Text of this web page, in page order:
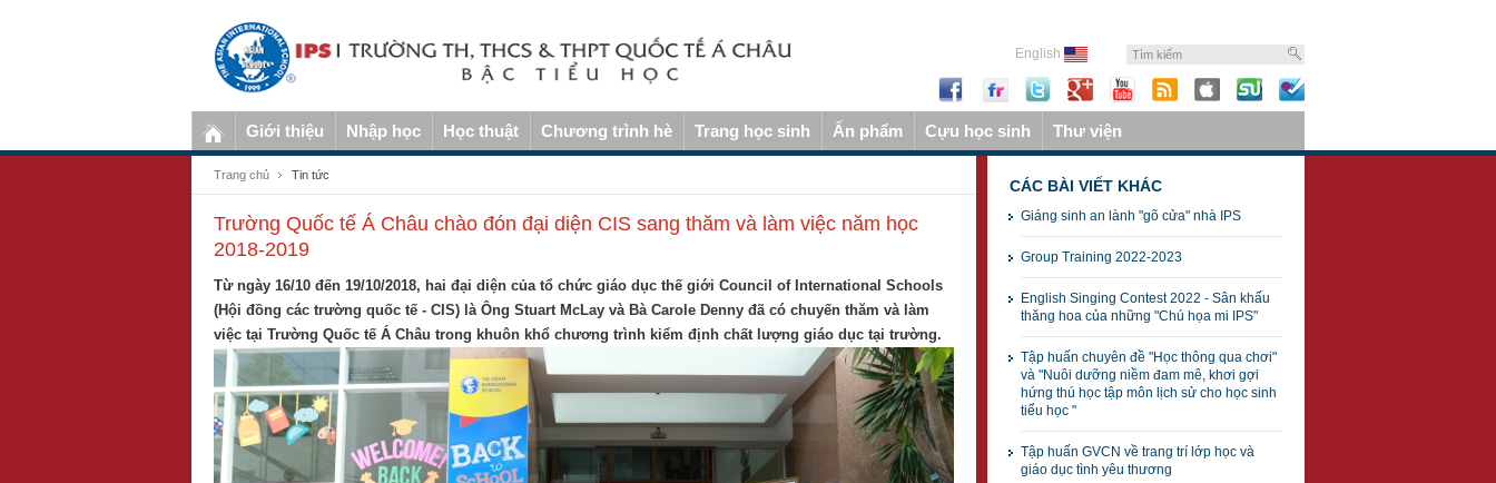
English
Giới thiệu Nhập học Học thuật Chương trình hè Trang học sinh Ấn phẩm Cựu học sinh Thư viện
Trang chủ Tin tức
Trường Quốc tế Á Châu chào đón đại diện CIS sang thăm và làm việc năm học
2018-2019
Từ ngày 16/10 đến 19/10/2018, hai đại diện của tổ chức giáo dục thế giới Council of International Schools
(Hội đồng các trường quốc tế - CIS) là Ông Stuart McLay và Bà Carole Denny đã có chuyến thăm và làm
việc tại Trường Quốc tế Á Châu trong khuôn khổ chương trình kiểm định chất lượng giáo dục tại trường.
CÁC BÀI VIẾT KHÁC
Giáng sinh an lành "gõ cửa" nhà IPS
Group Training 2022-2023
English Singing Contest 2022 - Sân khấu
thăng hoa của những "Chú họa mi IPS"
Tập huấn chuyên đề "Học thông qua chơi"
và "Nuôi dưỡng niềm đam mê, khơi gợi
hứng thú học tập môn lịch sử cho học sinh
tiểu học "
Tập huấn GVCN về trang trí lớp học và
giáo dục tình yêu thương